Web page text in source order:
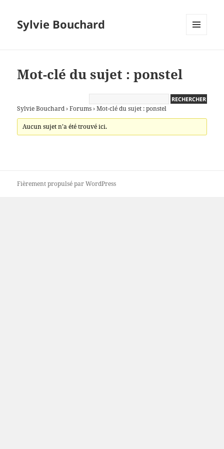
Sylvie Bouchard
Mot-clé du sujet : ponstel
Sylvie Bouchard › Forums › Mot-clé du sujet : ponstel
Aucun sujet n’a été trouvé ici.
Fièrement propulsé par WordPress